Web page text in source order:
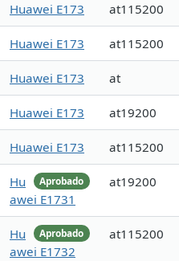
Huawei E173 at115200
Huawei E173 at115200
Huawei E173 at
Huawei E173 at19200
Huawei E173 at115200
Aprobado
Hu
awei E1731
at19200
Aprobado
Hu
awei E1732
at115200